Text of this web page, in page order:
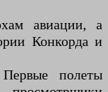
авиации, а
Конкорда и
полеты